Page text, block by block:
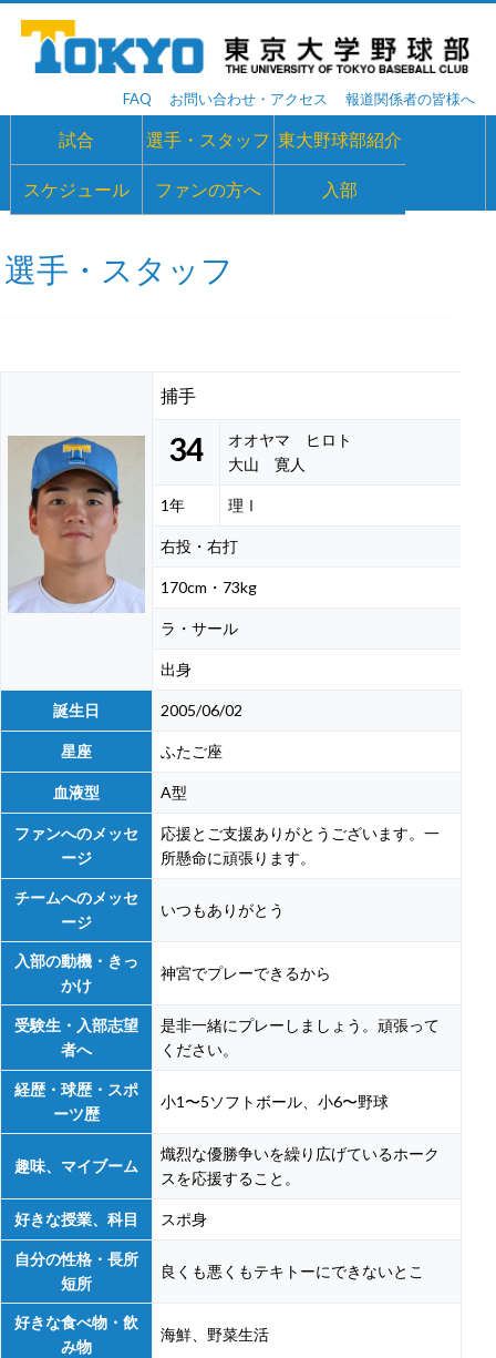
FAQ お問い合わせ・アクセス 報道関係者の皆様へ
試合 選手・スタッフ 東大野球部紹介
スケジュール ファンの方へ 入部
選手・スタッフ
捕手
34
オオヤマ ヒロト
大山 寛人
1年 理Ⅰ
右投・右打
170cm・73kg
ラ・サール
出身
誕生日 2005/06/02
星座 ふたご座
血液型 A型
ファンへのメッセ
ージ
応援とご支援ありがとうございます。一
所懸命に頑張ります。
チームへのメッセ
ージ
いつもありがとう
入部の動機・きっ
かけ
神宮でプレーできるから
受験生・入部志望
者へ
是非一緒にプレーしましょう。頑張って
ください。
経歴・球歴・スポ
ーツ歴
小1〜5ソフトボール、小6〜野球
趣味、マイブーム
熾烈な優勝争いを繰り広げているホーク
スを応援すること。
好きな授業、科目 スポ身
自分の性格・長所
短所
良くも悪くもテキトーにできないとこ
好きな食べ物・飲
み物
海鮮、野菜生活